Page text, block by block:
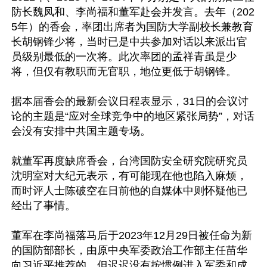
防长魏凤和、李尚福和董军赴会并发言。去年（202
5年）的香会，率团出席者为国防大学副校长兼教育
长胡钢锋少将，当时已是中共参加对话以来派出官
员级别最低的一次将。此次率团的孟祥青虽是少
将，但仅有教职而无官职，地位更低于胡钢锋。
据本届香会的最新会议日程表显示，31日的会议讨
论的主题是“应对全球竞争中的地区紧张局势”，对话
会没有安排中共国主题专场。
就董军再度缺席香会，台湾国防安全研究院研究员
沈明室对大纪元表示，有可能现在他也陷入麻烦，
而时评人士陈破空在日前他的自媒体中则怀疑他已
经出了事情。
董军在李尚福落马后于2023年12月29日被任命为新
的国防部部长，由原中央军委政治工作部主任苗华